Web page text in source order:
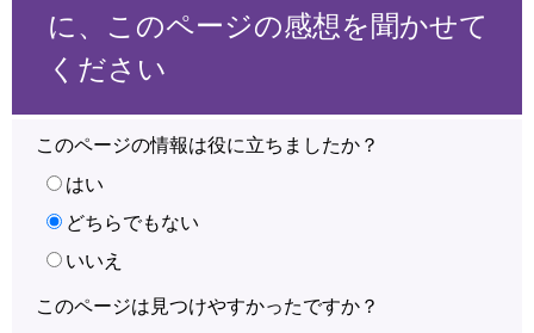
に、このページの感想を聞かせて
ください
このページの情報は役に立ちましたか？
はい
どちらでもない
いいえ
このページは見つけやすかったですか？